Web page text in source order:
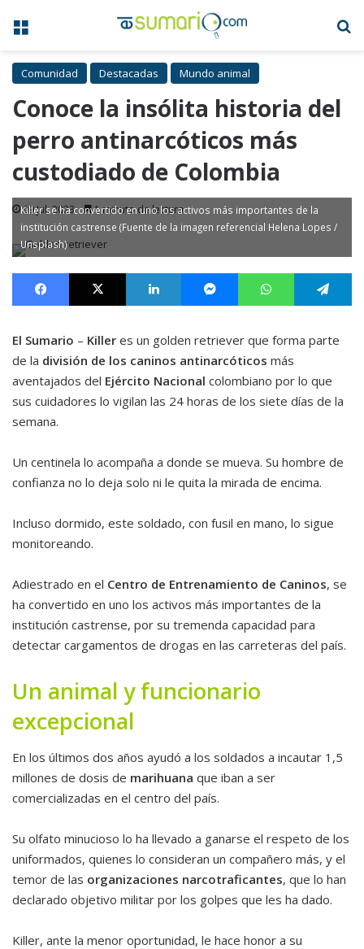
Menú
Comunidad Destacadas Mundo animal
Conoce la insólita historia del
perro antinarcóticos más
custodiado de Colombia
09 Jul, 2023 1 minuto de lectura
Killer se ha convertido en uno los activos más importantes de la
institución castrense (Fuente de la imagen referencial Helena Lopes /
Unsplash)
Facebook X LinkedIn MessengerWhatsApp
El Sumario – Killer es un golden retriever que forma parte
de la división de los caninos antinarcóticos más
aventajados del Ejército Nacional colombiano por lo que
sus cuidadores lo vigilan las 24 horas de los siete días de la
semana.
Un centinela lo acompaña a donde se mueva. Su hombre de
confianza no lo deja solo ni le quita la mirada de encima.
Incluso dormido, este soldado, con fusil en mano, lo sigue
monitoreando.
Adiestrado en el Centro de Entrenamiento de Caninos, se
ha convertido en uno los activos más importantes de la
institución castrense, por su tremenda capacidad para
detectar cargamentos de drogas en las carreteras del país.
Un animal y funcionario
excepcional
En los últimos dos años ayudó a los soldados a incautar 1,5
millones de dosis de marihuana que iban a ser
comercializadas en el centro del país.
Su olfato minucioso lo ha llevado a ganarse el respeto de los
uniformados, quienes lo consideran un compañero más, y el
temor de las organizaciones narcotraficantes, que lo han
declarado objetivo militar por los golpes que les ha dado.
Killer, ante la menor oportunidad, le hace honor a su